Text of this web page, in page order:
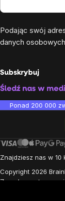
Podając swój
danych osobowych
Subskrybuj
Śledź nas w
Ponad 200 000
Znajdziesz nas w 10
Copyright 2026
Zasady
Stworzone przez